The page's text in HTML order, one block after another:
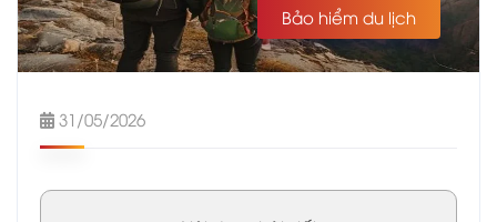
Bảo hiểm du lịch
31/05/2026